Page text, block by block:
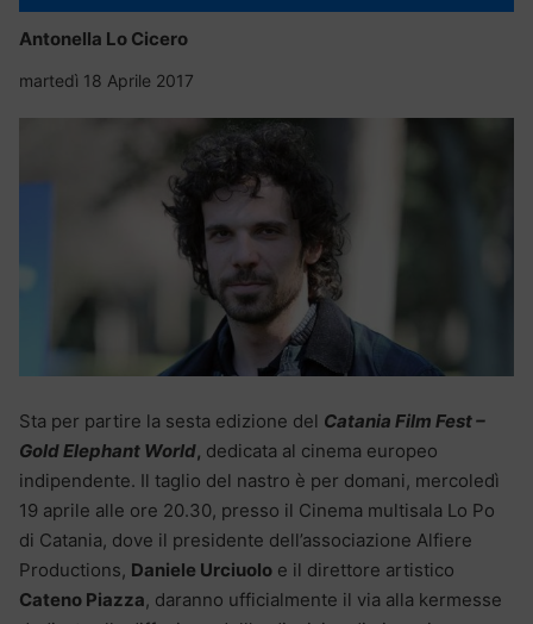
Antonella Lo Cicero
martedì 18 Aprile 2017
Sta per partire la sesta edizione del Catania Film Fest –
Gold Elephant World, dedicata al cinema europeo
indipendente. Il taglio del nastro è per domani, mercoledì
19 aprile alle ore 20.30, presso il Cinema multisala Lo Po
di Catania, dove il presidente dell’associazione Alfiere
Productions, Daniele Urciuolo e il direttore artistico
Cateno Piazza, daranno ufficialmente il via alla kermesse